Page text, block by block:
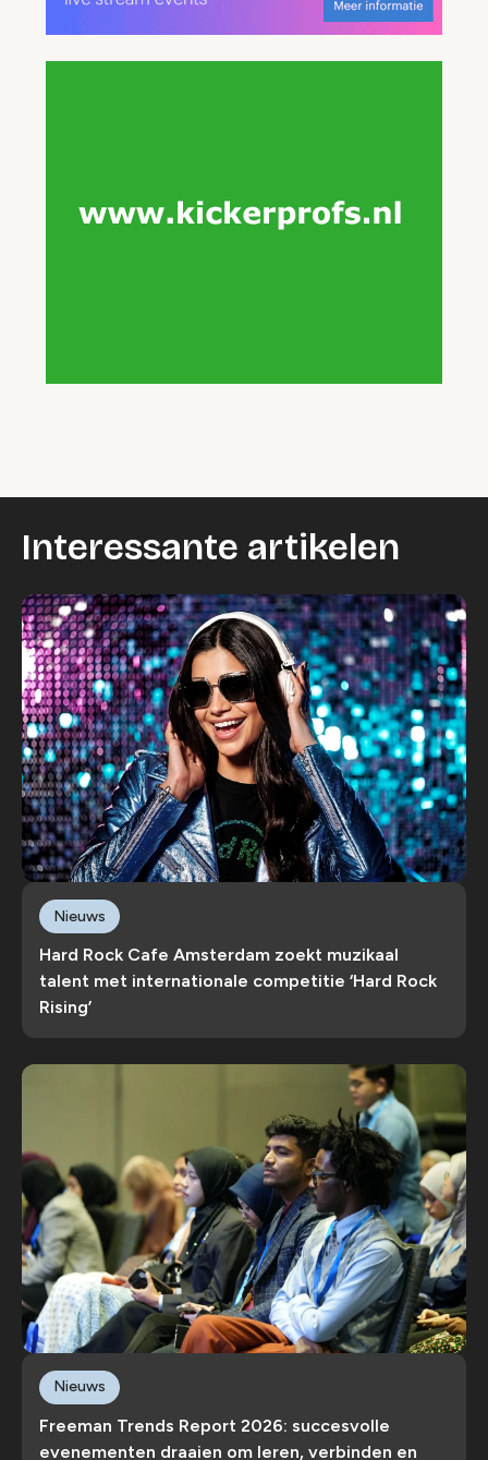
Interessante artikelen
Hard Rock Cafe Amsterdam zoekt muzikaal
talent met internationale competitie ‘Hard Rock
Rising’
Nieuws
Freeman Trends Report 2026: succesvolle
evenementen draaien om leren, verbinden en
Nieuws